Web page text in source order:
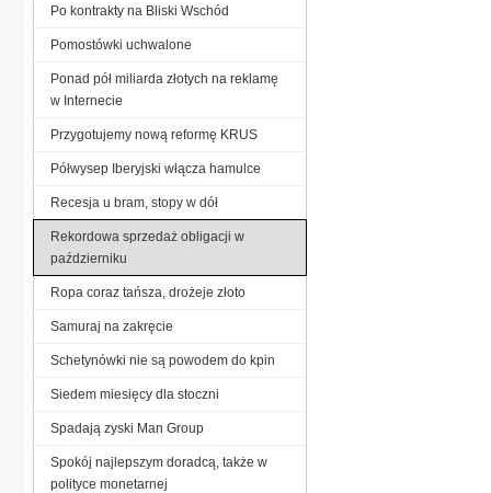
Po kontrakty na Bliski Wschód
Pomostówki uchwalone
Ponad pół miliarda złotych na reklamę
w Internecie
Przygotujemy nową reformę KRUS
Półwysep Iberyjski włącza hamulce
Recesja u bram, stopy w dół
Rekordowa sprzedaż obligacji w
październiku
Ropa coraz tańsza, drożeje złoto
Samuraj na zakręcie
Schetynówki nie są powodem do kpin
Siedem miesięcy dla stoczni
Spadają zyski Man Group
Spokój najlepszym doradcą, także w
polityce monetarnej